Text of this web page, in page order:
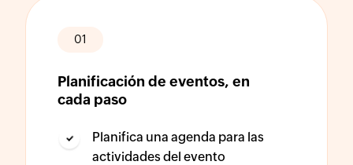
01
Planificación de eventos, en
cada paso
Planifica una agenda para las
actividades del evento